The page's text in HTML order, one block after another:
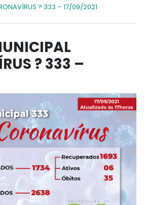
? 333 – 17/09/2021
? 333 –